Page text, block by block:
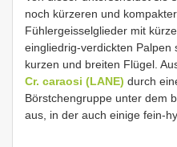
noch kürzeren und
Fühlergeisselglieder mit
eingliedrig-verdickten Palpen
kurzen und breiten Flügel.
Cr. caraosi (LANE) durch
Börstchengruppe unter dem
aus, in der auch einige fein-